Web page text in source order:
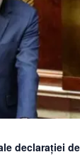
declaraţiei